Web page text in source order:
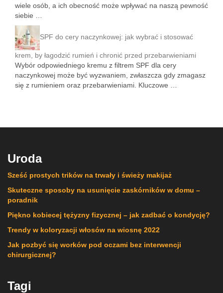
wiele osób, a ich obecność może wpływać na naszą pewność
siebie …
SPF do cery naczynkowej: jak wybrać i stosować
krem, by łagodzić rumień i chronić przed przebarwieniami
Wybór odpowiedniego kremu z filtrem SPF dla cery
naczynkowej może być wyzwaniem, zwłaszcza gdy zmagasz
się z rumieniem oraz przebarwieniami. Kluczowe …
Uroda
Sześć prostych trików na trwały i świeży makijaż
Skuteczne sposoby na usunięcie zaskórników w domu –
poradnik
Piękno kobiecej tężyzny fizycznej – jak zadbać o kondycję?
Trendy w koloryzacji włosów na wiosnę 2022
Jak pozbyć się worków pod oczami bez interwencji
chirurgicznej?
Tagi